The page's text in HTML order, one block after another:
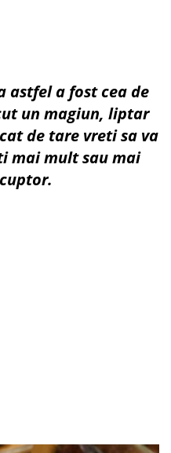
astfel a fost cea de
un magiun, liptar
de tare vreti sa va
mai mult sau mai